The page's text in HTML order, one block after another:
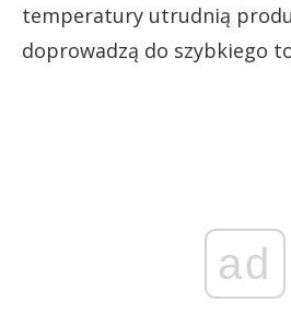
temperatury utrudnią
doprowadzą do szybkiego
ad